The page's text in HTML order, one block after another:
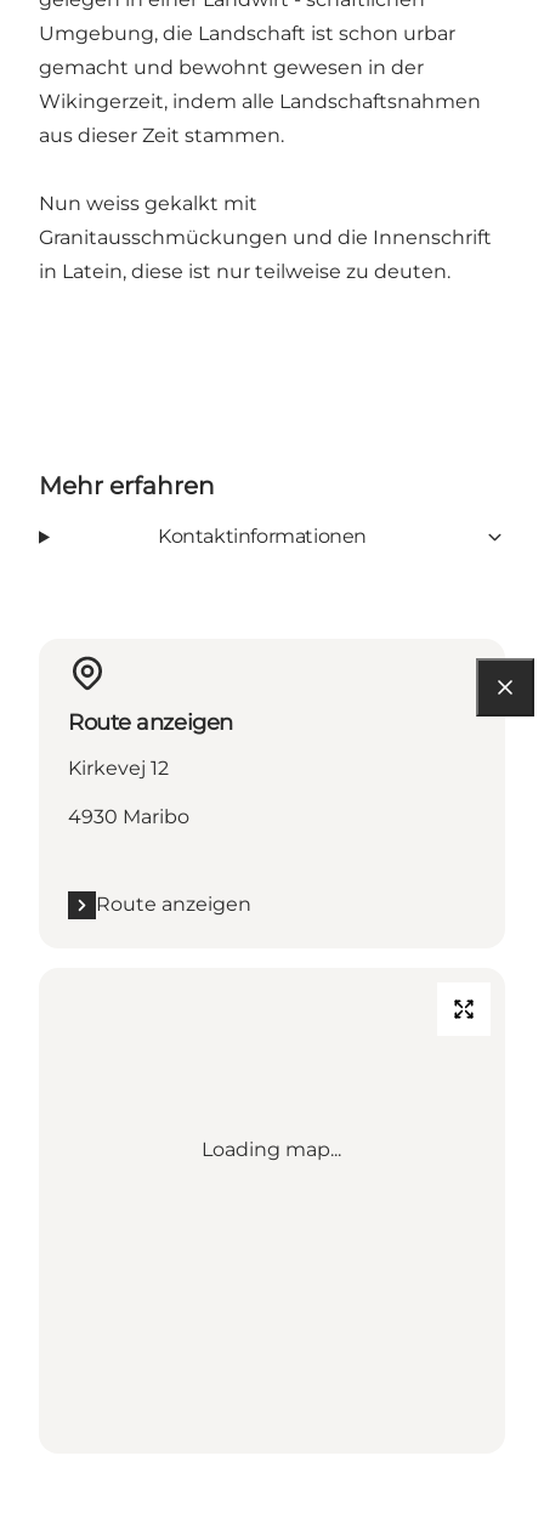
Umgebung, die Landschaft ist schon urbar
gemacht und bewohnt gewesen in der
Wikingerzeit, indem alle Landschaftsnahmen
aus dieser Zeit stammen.
Nun weiss gekalkt mit
Granitausschmückungen und die Innenschrift
in Latein, diese ist nur teilweise zu deuten.
Mehr erfahren
Kontaktinformationen
Route anzeigen
Kirkevej 12
4930 Maribo
Route anzeigen
Loading map...